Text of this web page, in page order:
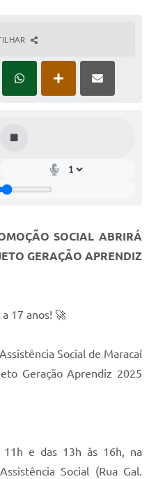
SOCIAL ABRIRÁ
GERAÇÃO APRENDIZ
17 anos! 🚀
Social de Maracaí
Geração Aprendiz 2025
e das 13h às 16h, na
Social (Rua Gal.